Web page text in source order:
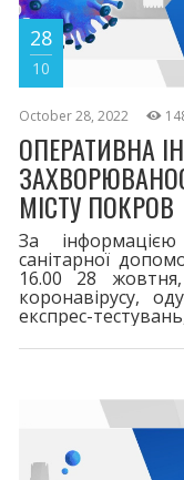
28
10
October 28, 2022
ОПЕРАТИВНА
МІСТУ ПОКРОВ
За
санітарної
16.00 28
коронавірусу,
експрес-
Шпиталізовано
щеплено
четверта - 169.
симптомах